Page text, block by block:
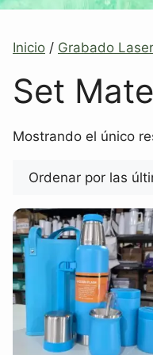
Inicio / Grabado Laser
Set
Mostrando el único